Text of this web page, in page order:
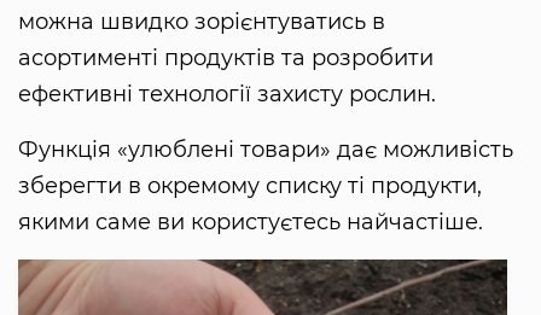
можна швидко зорієнтуватись в
асортименті продуктів та розробити
ефективні технології захисту рослин.
Функція «улюблені товари» дає можливість
зберегти в окремому списку ті продукти,
якими саме ви користуєтесь найчастіше.